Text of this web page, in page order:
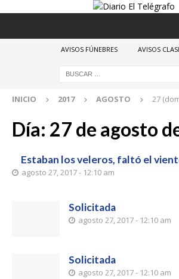
AVISOS FÚNEBRES AVISOS
INICIO 2017 AGOSTO 27
Día: 27 de agosto
Estaban los veleros, faltó el
agosto 27, 2017 - 12:10 am
Solicitada
agosto 27, 2017 - 12:10 am
Solicitada
agosto 27, 2017 - 12:10 am